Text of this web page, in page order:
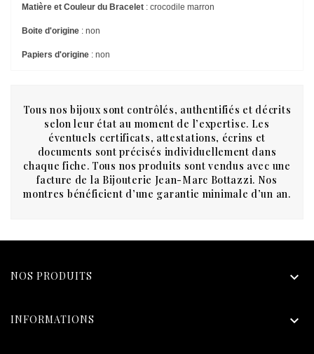
Matière et Couleur du Bracelet : crocodile marron
Boite d'origine : non
Papiers d'origine : non
Tous nos bijoux sont contrôlés, authentifiés et décrits
selon leur état au moment de l’expertise. Les
éventuels certificats, attestations, écrins et
documents sont précisés individuellement dans
chaque fiche. Tous nos produits sont vendus avec une
facture de la Bijouterie Jean-Marc Bottazzi. Nos
montres bénéficient d’une garantie minimale d’un an.
NOS PRODUITS 
INFORMATIONS 